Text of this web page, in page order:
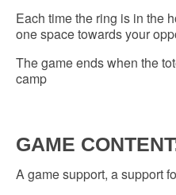
Each time the ring is in the
one space towards your
The game ends when the
camp
GAME
A game support, a support